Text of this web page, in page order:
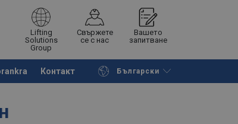
Lifting
Solutions
Group
Свържете
се с нас
Вашето
запитване
Контакт Български
Поискайте оферта